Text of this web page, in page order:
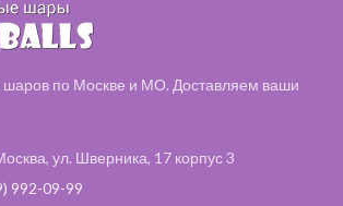
шаров по Москве и МО. Доставляем ваши
ул. Шверника, 17 корпус 3
992-09-99